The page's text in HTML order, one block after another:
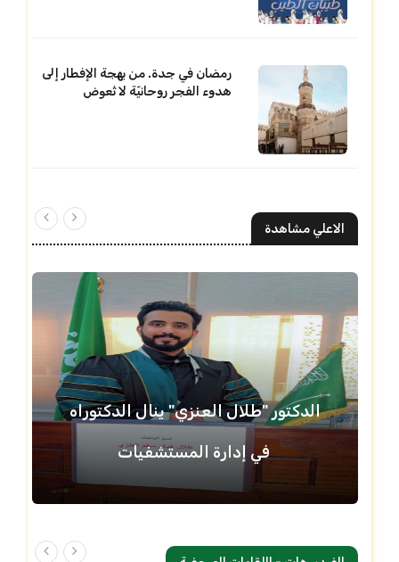
رمضان في جدة. من بهجة الإفطار إلى
هدوء الفجر روحانيّة لا تُعوض
الاعلي مشاهدة
الدكتور "طلال العنزي" ينال الدكتوراه
في إدارة المستشفيات